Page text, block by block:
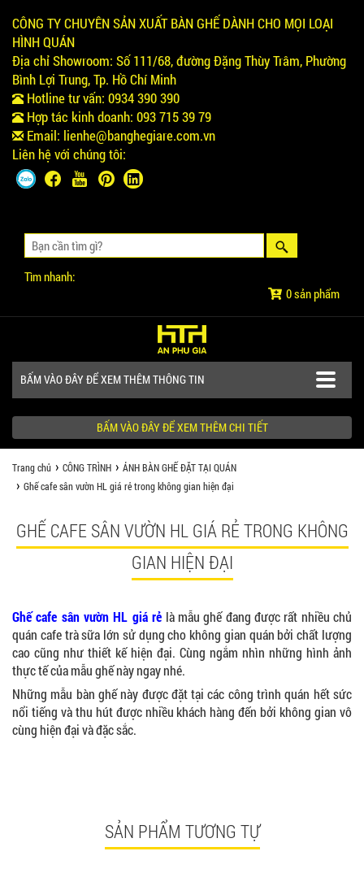
CÔNG TY CHUYÊN SẢN XUẤT BÀN GHẾ DÀNH CHO MỌI LOẠI
HÌNH QUÁN
Địa chỉ Showroom: Số 111/68, đường Đặng Thùy Trâm, Phường
Bình Lợi Trung, Tp. Hồ Chí Minh
Hotline tư vấn: 0934 390 390
Hợp tác kinh doanh: 093 715 39 79
Email: lienhe@banghegiare.com.vn
Liên hệ với chúng tôi:
Tìm nhanh:
0 sản phẩm
BẤM VÀO ĐÂY ĐỂ XEM THÊM THÔNG TIN
SẢN PHẨM
KHÁCH HÀNG NÊN BIẾT
BẤM VÀO ĐÂY ĐỂ XEM THÊM CHI TIẾT
Trang chủ CÔNG TRÌNH
ẢNH BÀN GHẾ ĐẶT TẠI QUÁN
Ghế cafe sân vườn HL giá rẻ trong không gian hiện đại
GHẾ CAFE SÂN VƯỜN HL GIÁ RẺ TRONG KHÔNG
GIAN HIỆN ĐẠI
Ghế cafe sân vườn HL giá rẻ là mẫu ghế đang được rất nhiều chủ
quán cafe trà sữa lớn sử dụng cho không gian quán bởi chất lượng
cao cũng như thiết kế hiện đại. Cùng ngắm nhìn những hình ảnh
thực tế của mẫu ghế này ngay nhé.
Những mẫu bàn ghế này được đặt tại các công trình quán hết sức
nổi tiếng và thu hút được nhiều khách hàng đến bởi không gian vô
cùng hiện đại và đặc sắc.
SẢN PHẨM TƯƠNG TỰ